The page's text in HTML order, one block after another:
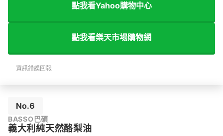
點我看Yahoo購物中心
點我看樂天市場購物網
資訊錯誤回報
No.6
BASSO巴碩
義大利純天然酪梨油